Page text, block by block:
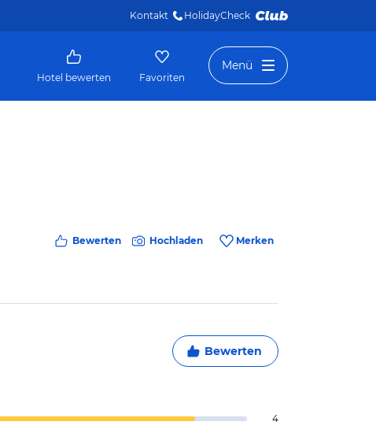
Kontakt HolidayCheck
Hotel bewerten Favoriten
Menü
Bewerten Hochladen Merken
Bewerten
4